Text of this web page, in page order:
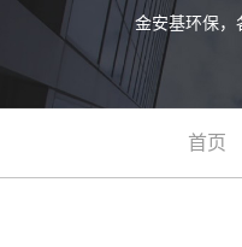
金安基环保，
首页